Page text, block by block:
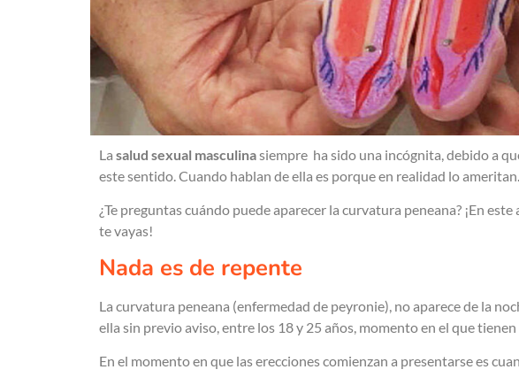
La salud sexual masculinasiempre ha sido una incógnita, debido a
este sentido. Cuando hablan de ella es porque en realidad lo ameritan.
¿Te preguntas cuándo puede aparecer la curvatura peneana? ¡En
te vayas!
Nada es de repente
La curvatura peneana (enfermedad de peyronie), no aparece de la
ella sin previo aviso, entre los 18 y 25 años, momento en el que
En el momento en que las erecciones comienzan a presentarse es